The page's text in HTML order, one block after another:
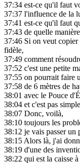
37:34 est-ce qu'il faut
37:37 l'influence de la
37:41 est-ce qu'il faut
37:43 de quelle
37:46 Si on veut
fidèle,
37:49 comment
37:52 c'est une petite
37:55 on pourrait faire
37:58 de 6 mètres de
38:01 avec le Pouce
38:04 et c'est pas
38:07 Donc, voilà,
38:10 toujours les
38:12 je vais passer un
38:15Alors là, j'ai
38:19 d'une des
38:22 qui est la caisse